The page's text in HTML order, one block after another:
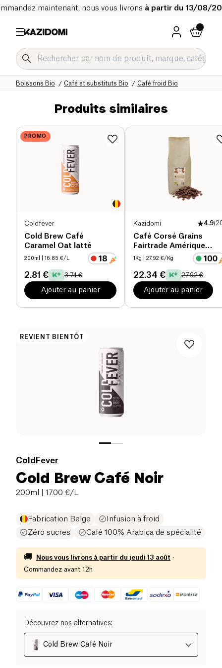
maintenant, nous vous livrons à partir du 13/08/
Café froid Bio
Café et substituts Bio
Boissons Bio
Notre catalogue bio
Accueil
Produits similaires
PROMO
Coldfever
Cold Brew Café
Caramel Oat latté
200ml | 16.85 €/L
2.81 € 3.74 €
Ajouter au panier
Kazidomi 4.9(
Café Corsé Grains
Fairtrade Amérique
Latine & Tanzanie bio
1Kg | 27.92 €/Kg
22.34 € 27.92 €
Ajouter au panier
REVIENT BIENTÔT
ColdFever
Cold Brew Café Noir
200ml | 17.00 €/L
Fabrication Belge
Infusion à froid
Zéro sucres
Café 100% Arabica de spécialité
🚚 Nous vous livrons à partir du jeudi 13 août ·
Commandez avant 12h
Découvrez nos alternatives:
Cold Brew Café Noir